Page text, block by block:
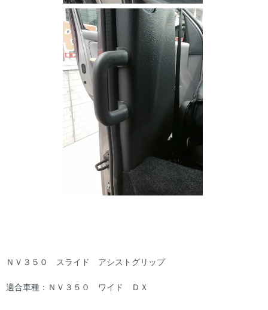
ＮＶ３５０ スライド アシストグリップ
適合車種：ＮＶ３５０ ワイド ＤＸ